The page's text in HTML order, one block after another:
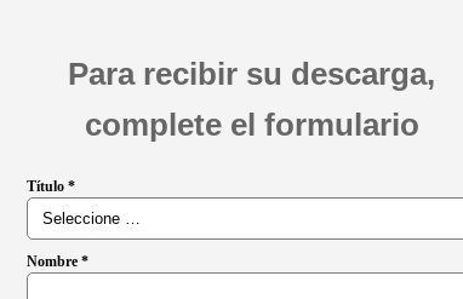
Para recibir su descarga,
complete el formulario
Título *
Nombre *